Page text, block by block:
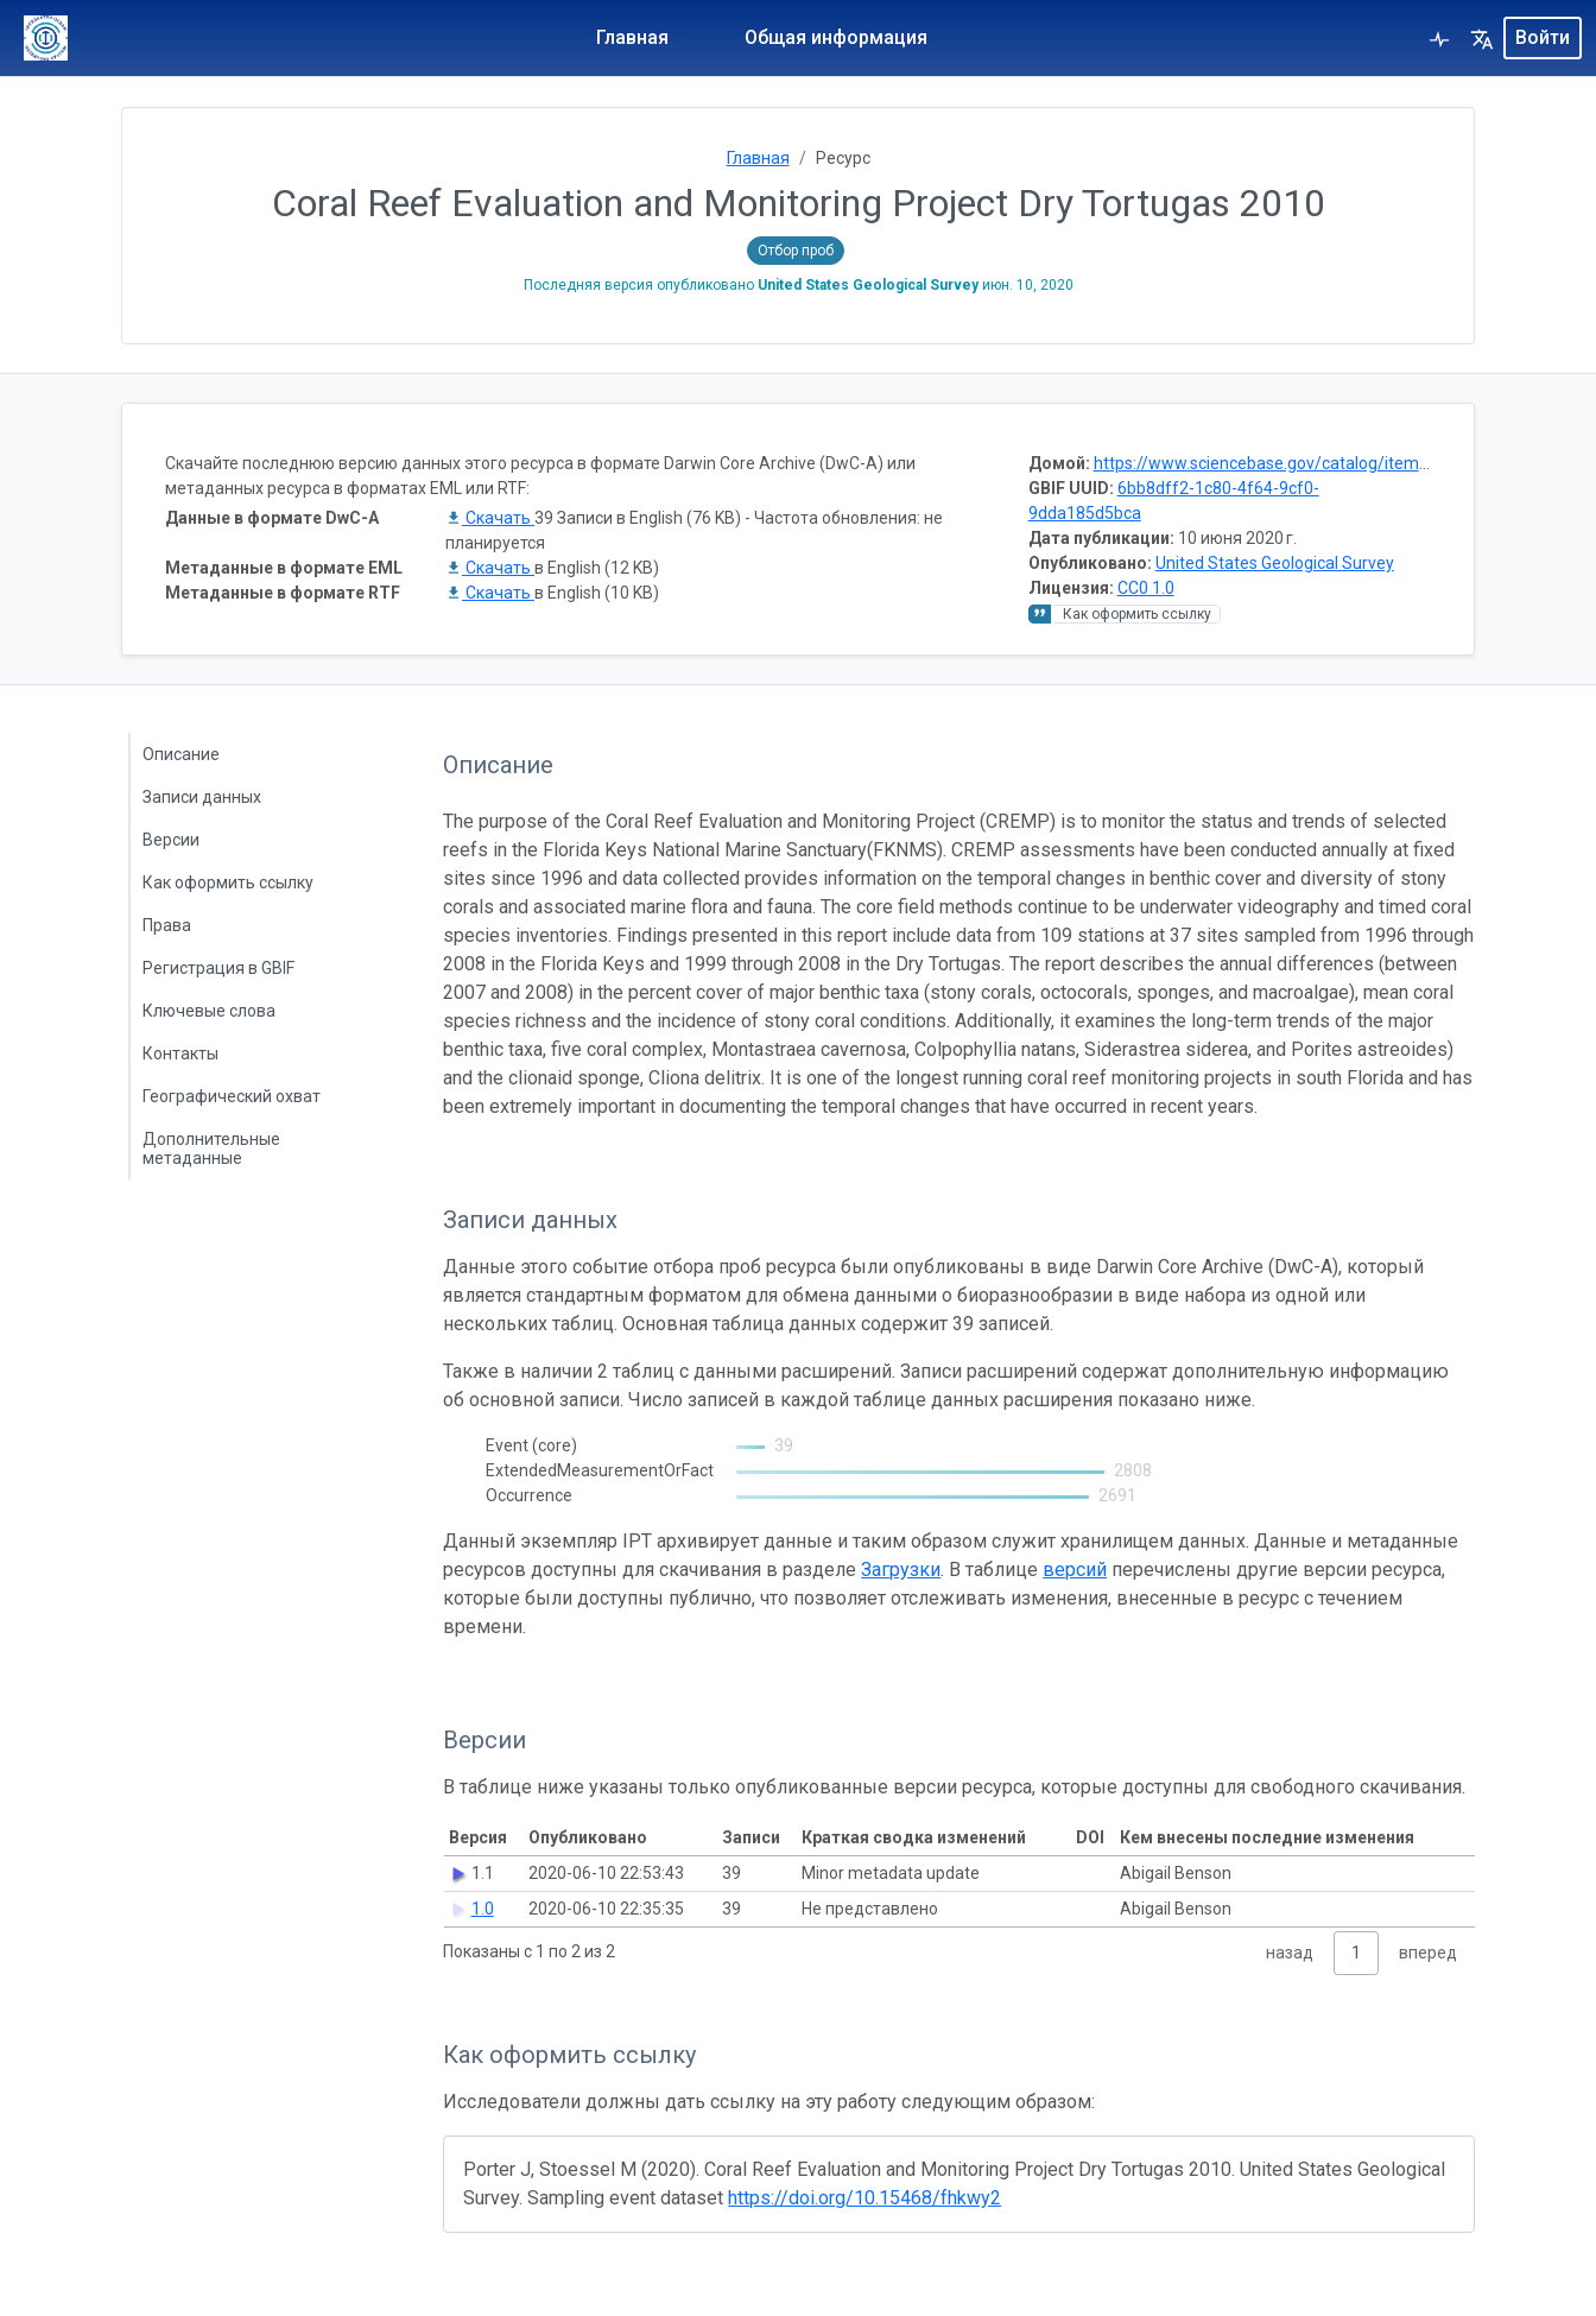
Главная Общая информация Войти
Главная Ресурс
Coral Reef Evaluation and Monitoring Project Dry Tortugas 2010
Отбор проб
Последняя версия опубликовано United States Geological Survey июн. 10, 2020
Домой: https://www.sciencebase.gov/catalog/item/5ee1601082ce3bd58d7be8d7
GBIF UUID: 6bb8dff2-1c80-4f64-9cf0-
9dda185d5bca
Дата публикации: 10 июня 2020 г.
Опубликовано: United States Geological Survey
Лицензия: CC0 1.0
Как оформить ссылку
Скачайте последнюю версию данных этого ресурса в формате Darwin Core Archive (DwC-A) или
метаданных ресурса в форматах EML или RTF:
Данные в формате DwC-A
Скачать 39 Записи в English (76 KB) - Частота обновления: не
планируется
Метаданные в формате EML
Скачать в English (12 KB)
Метаданные в формате RTF
Скачать в English (10 KB)
Описание
Записи данных
Версии
Как оформить ссылку
Права
Регистрация в GBIF
Ключевые слова
Контакты
Географический охват
Дополнительные
метаданные
Описание
The purpose of the Coral Reef Evaluation and Monitoring Project (CREMP) is to monitor the status and trends of selected
reefs in the Florida Keys National Marine Sanctuary(FKNMS). CREMP assessments have been conducted annually at fixed
sites since 1996 and data collected provides information on the temporal changes in benthic cover and diversity of stony
corals and associated marine flora and fauna. The core field methods continue to be underwater videography and timed coral
species inventories. Findings presented in this report include data from 109 stations at 37 sites sampled from 1996 through
2008 in the Florida Keys and 1999 through 2008 in the Dry Tortugas. The report describes the annual differences (between
2007 and 2008) in the percent cover of major benthic taxa (stony corals, octocorals, sponges, and macroalgae), mean coral
species richness and the incidence of stony coral conditions. Additionally, it examines the long-term trends of the major
benthic taxa, five coral complex, Montastraea cavernosa, Colpophyllia natans, Siderastrea siderea, and Porites astreoides)
and the clionaid sponge, Cliona delitrix. It is one of the longest running coral reef monitoring projects in south Florida and has
been extremely important in documenting the temporal changes that have occurred in recent years.
Записи данных
Данные этого событие отбора проб ресурса были опубликованы в виде Darwin Core Archive (DwC-A), который
является стандартным форматом для обмена данными о биоразнообразии в виде набора из одной или
нескольких таблиц. Основная таблица данных содержит 39 записей.
Также в наличии 2 таблиц с данными расширений. Записи расширений содержат дополнительную информацию
об основной записи. Число записей в каждой таблице данных расширения показано ниже.
Event (core)
39
ExtendedMeasurementOrFact
2808
Occurrence
2691
Данный экземпляр IPT архивирует данные и таким образом служит хранилищем данных. Данные и метаданные
ресурсов доступны для скачивания в разделеЗагрузки. В таблице версий перечислены другие версии ресурса,
которые были доступны публично, что позволяет отслеживать изменения, внесенные в ресурс с течением
времени.
Версии
В таблице ниже указаны только опубликованные версии ресурса, которые доступны для свободного скачивания.
Версия Опубликовано Записи Краткая сводка изменений DOI
Кем внесены последние изменения
1.1
2020-06-10 22:53:43 39 Minor metadata update
Abigail Benson
1.0
2020-06-10 22:35:35 39 Не представлено Abigail Benson
Показаны с 1 по 2 из 2 назад 1 вперед
Как оформить ссылку
Исследователи должны дать ссылку на эту работу следующим образом:
Porter J, Stoessel M (2020). Coral Reef Evaluation and Monitoring Project Dry Tortugas 2010. United States Geological
Survey. Sampling event dataset https://doi.org/10.15468/fhkwy2